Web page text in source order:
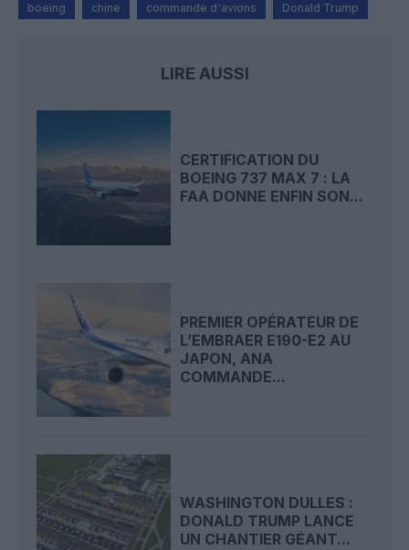
boeing chine commande d'avions Donald Trump
LIRE AUSSI
CERTIFICATION DU
BOEING 737 MAX 7 : LA
FAA DONNE ENFIN SON...
PREMIER OPÉRATEUR DE
L’EMBRAER E190-E2 AU
JAPON, ANA
COMMANDE...
WASHINGTON DULLES :
DONALD TRUMP LANCE
UN CHANTIER GÉANT...